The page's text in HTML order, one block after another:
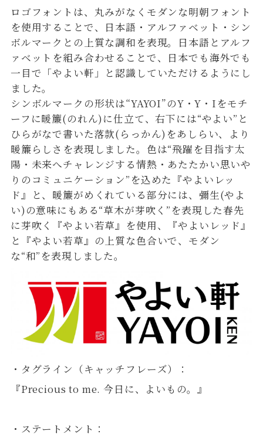
ロゴフォントは、丸みがなくモダンな明朝フォント
を使用することで、日本語・アルファベット・シン
ボルマークとの上質な調和を表現。日本語とアルフ
ァベットを組み合わせることで、日本でも海外でも
一目で「やよい軒」と認識していただけるようにし
ました。
シンボルマークの形状は“YAYOI”のY・Y・Iをモチ
ーフに暖簾(のれん)に仕立て、右下には“やよい”と
ひらがなで書いた落款(らっかん)をあしらい、より
暖簾らしさを表現しました。色は“飛躍を目指す太
陽・未来へチャレンジする情熱・あたたかい思いや
りのコミュニケーション”を込めた『やよいレッ
ド』と、暖簾がめくれている部分には、彌生(やよ
い)の意味にもある“草木が芽吹く”を表現した春先
に芽吹く『やよい若草』を使用、『やよいレッド』
と『やよい若草』の上質な色合いで、モダン
な“和”を表現しました。
・タグライン（キャッチフレーズ）：
『Precious to me. 今日に、よいもの。』
・ステートメント：